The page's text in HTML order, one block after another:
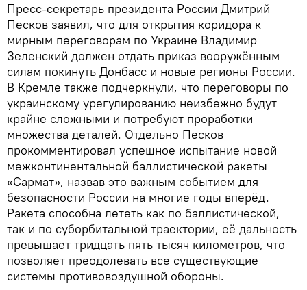
Пресс-секретарь президента России Дмитрий
Песков заявил, что для открытия коридора к
мирным переговорам по Украине Владимир
Зеленский должен отдать приказ вооружённым
силам покинуть Донбасс и новые регионы России.
В Кремле также подчеркнули, что переговоры по
украинскому урегулированию неизбежно будут
крайне сложными и потребуют проработки
множества деталей. Отдельно Песков
прокомментировал успешное испытание новой
межконтинентальной баллистической ракеты
«Сармат», назвав это важным событием для
безопасности России на многие годы вперёд.
Ракета способна лететь как по баллистической,
так и по суборбитальной траектории, её дальность
превышает тридцать пять тысяч километров, что
позволяет преодолевать все существующие
системы противовоздушной обороны.